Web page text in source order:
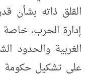
القلق ذاته بشأن
إدارة الحرب،
الغربية والحدود
على تشكيل حكومة